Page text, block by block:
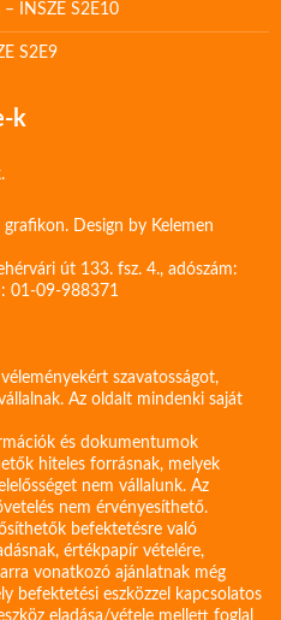
ÍNSZE S2E10
S2E9
k
Design by Kelemen
út 133. fsz. 4., adószám:
01-09-988371
szavatosságot,
Az oldalt mindenki saját
és dokumentumok
hiteles forrásnak, melyek
nem vállalunk. Az
nem érvényesíthető.
befektetésre való
értékpapír vételére,
vonatkozó ajánlatnak még
befektetési eszközzel kapcsolatos
eladása/vétele mellett foglal